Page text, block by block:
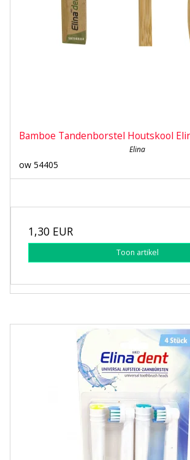
Bamboe Tandenborstel Houtskool
Elina
ow 54405
1,30 EUR
Toon artikel